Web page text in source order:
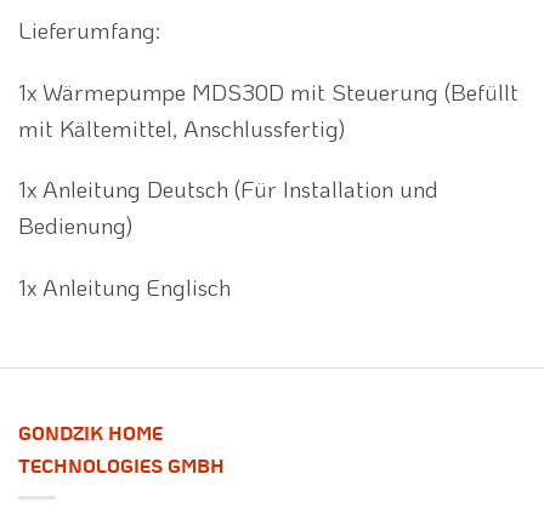
Lieferumfang:
1x Wärmepumpe MDS30D mit Steuerung (Befüllt
mit Kältemittel, Anschlussfertig)
1x Anleitung Deutsch (Für Installation und
Bedienung)
1x Anleitung Englisch
GONDZIK HOME
TECHNOLOGIES GMBH